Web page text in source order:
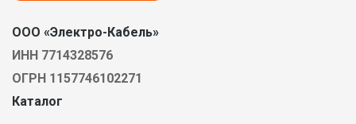
ООО «Электро-Кабель»
ИНН 7714328576
ОГРН 1157746102271
Каталог